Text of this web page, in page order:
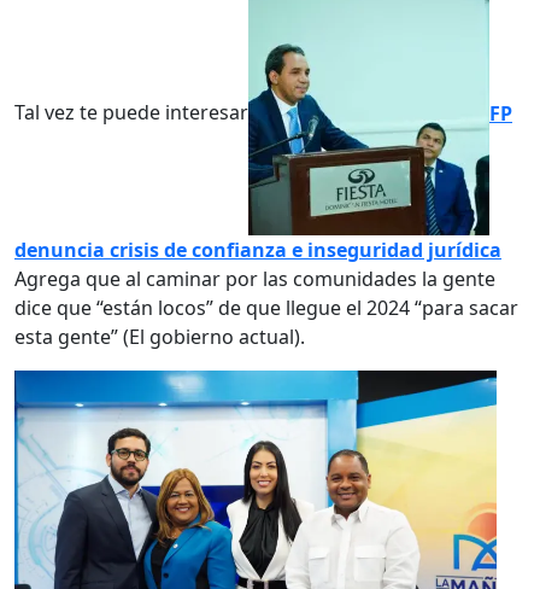
Tal vez te puede interesar FP
denuncia crisis de confianza e inseguridad jurídica
Agrega que al caminar por las comunidades la gente
dice que “están locos” de que llegue el 2024 “para sacar
esta gente” (El gobierno actual).